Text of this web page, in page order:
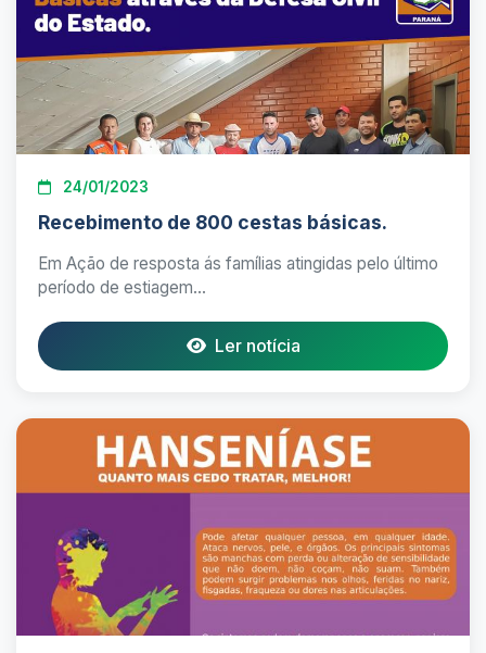
24/01/2023
Recebimento de 800 cestas básicas.
Em Ação de resposta ás famílias atingidas pelo último
período de estiagem...
Ler notícia